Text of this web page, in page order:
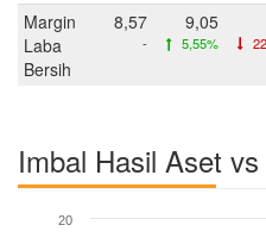
Margin
Laba
Bersih
8,57
-
9,05
5,55%
Imbal Hasil Aset
20